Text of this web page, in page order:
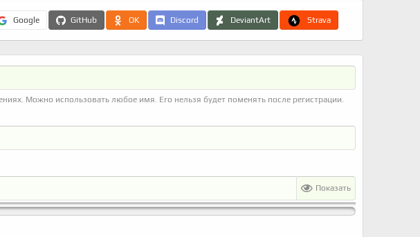
Google GitHub OK Discord DeviantArt Strava
Можно использовать любое имя. Его нельзя будет поменять после регистрации.
Показать